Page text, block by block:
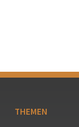
THEMEN